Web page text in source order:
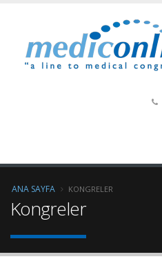
ANA SAYFA KONGRELER
Kongreler